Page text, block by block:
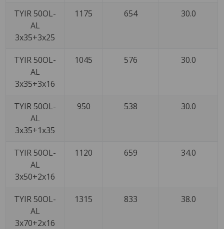
TYIR 50OL-
AL
3x35+3x25
1175 654 30.0
TYIR 50OL-
AL
3x35+3x16
1045 576 30.0
TYIR 50OL-
AL
3x35+1x35
950 538 30.0
TYIR 50OL-
AL
3x50+2x16
1120 659 34.0
TYIR 50OL-
AL
3x70+2x16
1315 833 38.0